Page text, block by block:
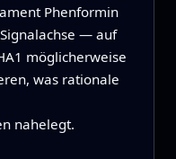
Phenformin
— auf
möglicherweise
was rationale
nahelegt.